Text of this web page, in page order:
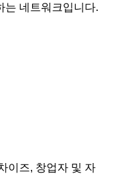
는 네트워크입니다.
이즈, 창업자 및 자